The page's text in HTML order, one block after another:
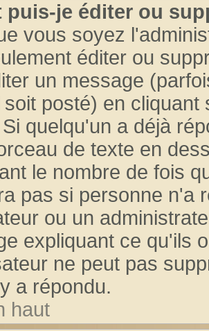
puis-je éditer ou
vous soyez
éditer ou
un message
soit posté) en
quelqu'un a déjà
de texte en
le nombre de fois
pas si personne n'a
ou un
expliquant ce qu'ils
ne peut pas
a répondu.
haut